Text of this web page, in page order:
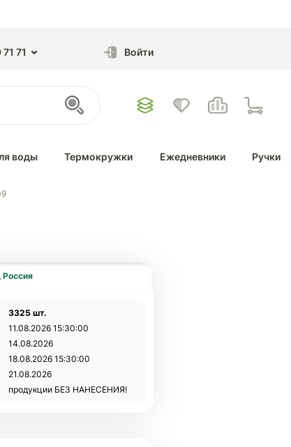
71 Войти
воды Термокружки Ежедневники Ручки
Россия
3325 шт.
11.08.2026 15:30:00
14.08.2026
18.08.2026 15:30:00
21.08.2026
продукции БЕЗ НАНЕСЕНИЯ!